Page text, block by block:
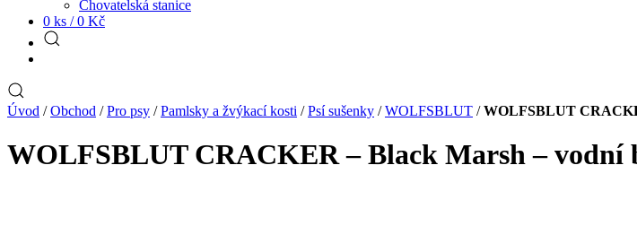
Chovatelská stanice
0 ks / 0 Kč
Úvod /Obchod /Pro psy /Pamlsky a žvýkací kosti /Psí sušenky /WOLFSBLUT /WOLFSBLUT
WOLFSBLUT CRACKER – Black Marsh – vodní